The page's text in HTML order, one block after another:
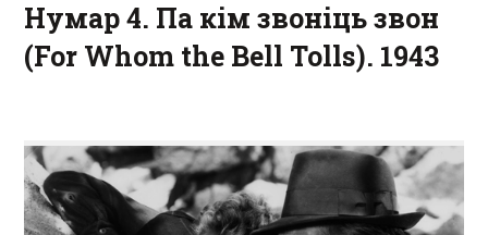
Нумар 4. Па кім звоніць звон
(For Whom the Bell Tolls). 1943